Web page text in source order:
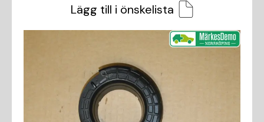
Lägg till i önskelista